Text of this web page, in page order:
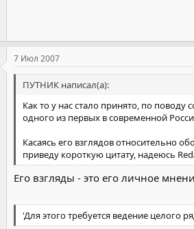
7 Июл 2007
ПУТНИК написал(а):
Как то у нас стало принято, по
одного из первых в современной
Касаясь его взглядов относительно
приведу короткую цитату, надеюсь
Его взгляды - это его личное
'Для этого требуется ведение